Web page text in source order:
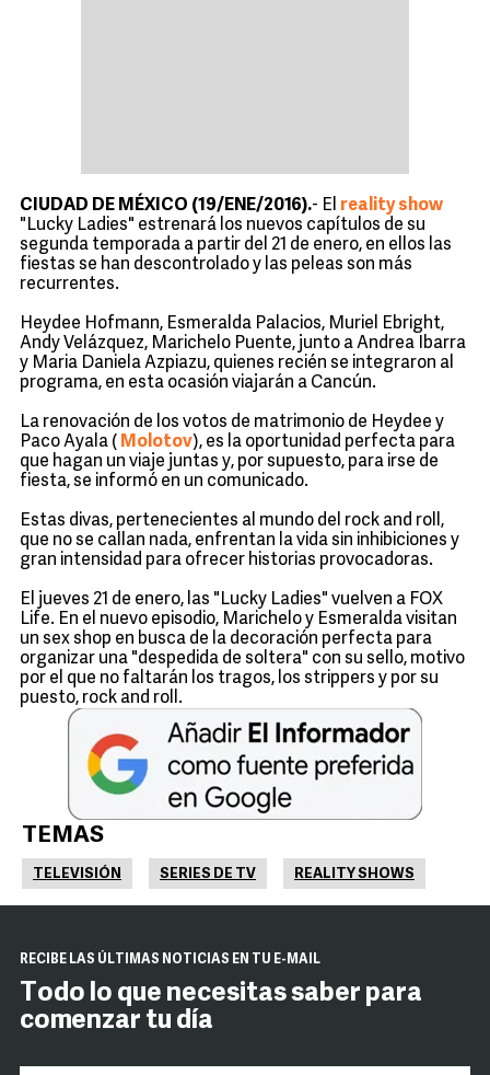
CIUDAD DE MÉXICO (19/ENE/2016).- El reality show
"Lucky Ladies" estrenará los nuevos capítulos de su
segunda temporada a partir del 21 de enero, en ellos las
fiestas se han descontrolado y las peleas son más
recurrentes.
Heydee Hofmann, Esmeralda Palacios, Muriel Ebright,
Andy Velázquez, Marichelo Puente, junto a Andrea Ibarra
y Maria Daniela Azpiazu, quienes recién se integraron al
programa, en esta ocasión viajarán a Cancún.
La renovación de los votos de matrimonio de Heydee y
Paco Ayala ( Molotov), es la oportunidad perfecta para
que hagan un viaje juntas y, por supuesto, para irse de
fiesta, se informó en un comunicado.
Estas divas, pertenecientes al mundo del rock and roll,
que no se callan nada, enfrentan la vida sin inhibiciones y
gran intensidad para ofrecer historias provocadoras.
El jueves 21 de enero, las "Lucky Ladies" vuelven a FOX
Life. En el nuevo episodio, Marichelo y Esmeralda visitan
un sex shop en busca de la decoración perfecta para
organizar una "despedida de soltera" con su sello, motivo
por el que no faltarán los tragos, los strippers y por su
puesto, rock and roll.
TEMAS
TELEVISIÓN SERIES DE TV REALITY SHOWS
RECIBE LAS ÚLTIMAS NOTICIAS EN TU E-MAIL
Todo lo que necesitas saber para
comenzar tu día